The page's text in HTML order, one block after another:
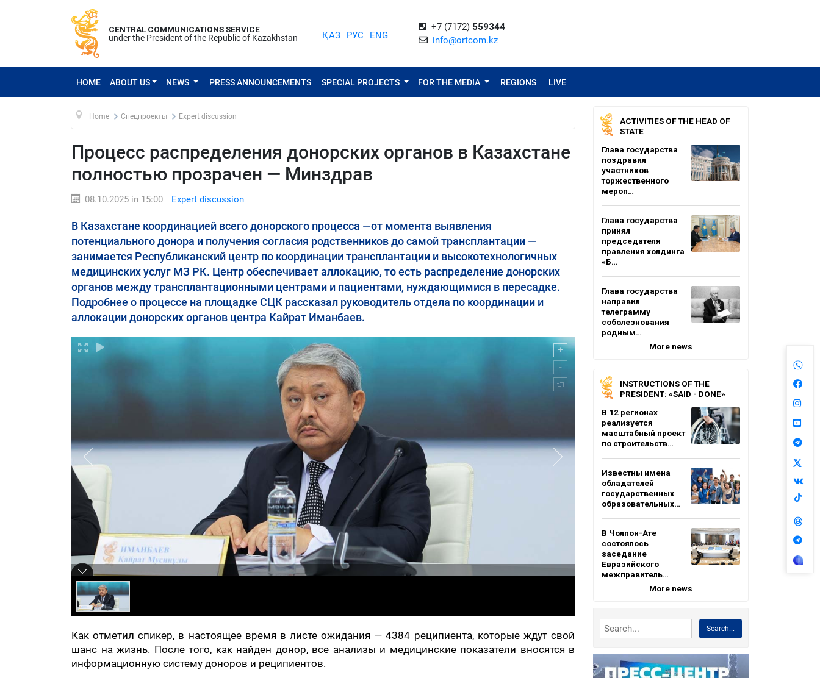
CENTRAL COMMUNICATIONS SERVICE
under the President of the Republic of Kazakhstan
ҚАЗ РУС ENG
+7 (7172) 559344
info@ortcom.kz
HOME ABOUT US NEWS PRESS ANNOUNCEMENTS SPECIAL PROJECTS FOR THE MEDIA REGIONS LIVE
Home Спецпроекты Expert discussion
Процесс распределения донорских органов в Казахстане
полностью прозрачен — Минздрав
08.10.2025 in 15:00 Expert discussion
В Казахстане координацией всего донорского процесса —от момента выявления
потенциального донора и получения согласия родственников до самой трансплантации —
занимается Республиканский центр по координации трансплантации и высокотехнологичных
медицинских услуг МЗ РК. Центр обеспечивает аллокацию, то есть распределение донорских
органов между трансплантационными центрами и пациентами, нуждающимися в пересадке.
Подробнее о процессе на площадке СЦК рассказал руководитель отдела по координации и
аллокации донорских органов центра Кайрат Иманбаев.
Как отметил спикер, в настоящее время в листе ожидания — 4384 реципиента, которые ждут свой
шанс на жизнь. После того, как найден донор, все анализы и медицинские показатели вносятся в
информационную систему доноров и реципиентов.
ACTIVITIES OF THE HEAD OF
STATE
Глава государства
поздравил
участников
торжественного
мероп…
Глава государства
принял
председателя
правления холдинга
«Б…
Глава государства
направил
телеграмму
соболезнования
родным…
More news
INSTRUCTIONS OF THE
PRESIDENT: «SAID - DONE»
В 12 регионах
реализуется
масштабный проект
по строительств…
Известны имена
обладателей
государственных
образовательных…
В Чолпон-Ате
состоялось
заседание
Евразийского
межправитель…
More news
Search...